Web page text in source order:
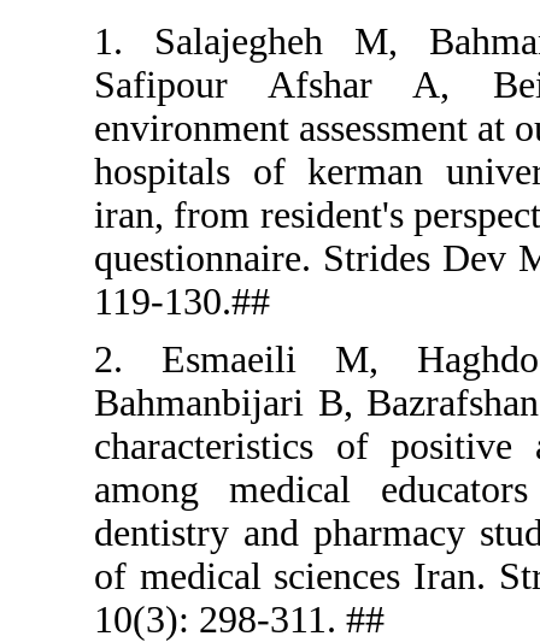
1.
Safipour
hospitals
iran, from
2.
among
dentistry
of medical
10(3): 298-